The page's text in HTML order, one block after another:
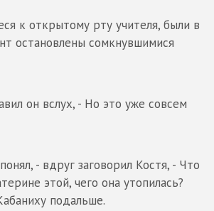
к открытому рту учителя, были в
остановлены сомкнувшимися
он вслух, - Но это уже совсем
- вдруг заговорил Костя, - Что
этой, чего она утопилась?
подальше.